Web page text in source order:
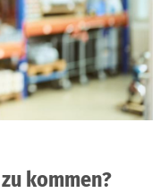
kommen?